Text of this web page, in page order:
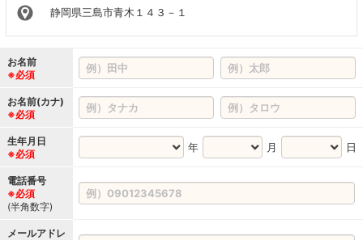
静岡県三島市青木１４３－１
お名前
※必須
お名前(カナ)
※必須
生年月日
※必須
年 月 日
電話番号
※必須
(半角数字)
メールアドレ